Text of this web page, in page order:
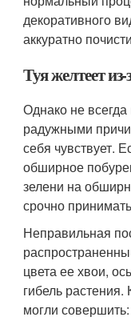
декоративного
аккуратно
Туя желтеет
Однако не
радужными
себя чувствует.
обширное
зелени на
срочно
Неправильная
цвета ее хвои,
гибель
могли совершить: